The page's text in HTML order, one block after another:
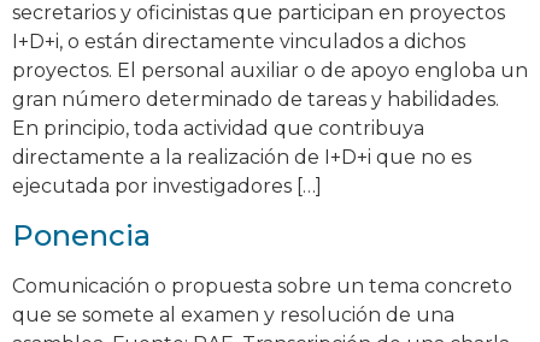
secretarios y oficinistas que participan en proyectos
I+D+i, o están directamente vinculados a dichos
proyectos. El personal auxiliar o de apoyo engloba un
gran número determinado de tareas y habilidades.
En principio, toda actividad que contribuya
directamente a la realización de I+D+i que no es
ejecutada por investigadores […]
Ponencia
Comunicación o propuesta sobre un tema concreto
que se somete al examen y resolución de una